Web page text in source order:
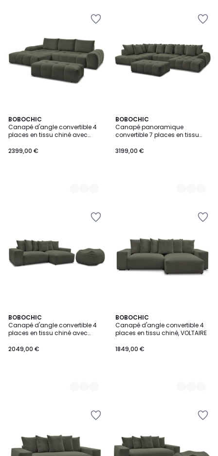
BOBOCHIC
Canapé d'angle convertible 4
places en tissu chiné avec
2399,00 €
9
Couleurs
BOBOCHIC
Canapé panoramique
convertible 7 places en tissu
3199,00 €
9
Couleurs
BOBOCHIC
Canapé d'angle convertible 4
places en tissu chiné avec
2049,00 €
9
Couleurs
BOBOCHIC
Canapé d'angle convertible 4
places en tissu chiné, VOLTAIRE
1849,00 €
9
Couleurs